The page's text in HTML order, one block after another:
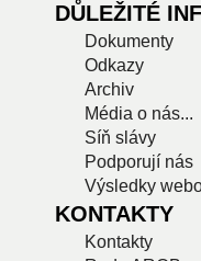
DŮLEŽITÉ
Dokumenty
Odkazy
Archiv
Média o nás...
Síň slávy
Podporují nás
Výsledky
KONTAKTY
Kontakty